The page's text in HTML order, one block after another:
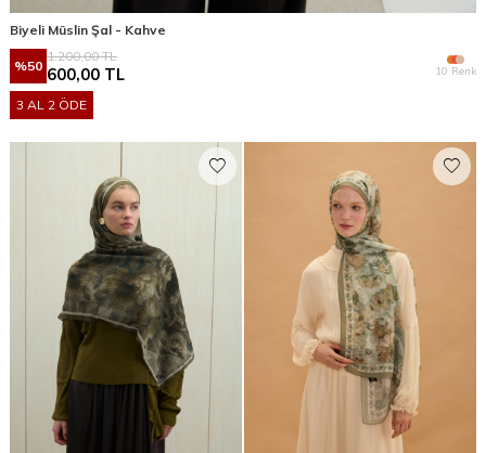
Biyeli Müslin Şal - Kahve
%50
1.200,00TL
600,00 TL 10 Renk
3 AL 2 ÖDE